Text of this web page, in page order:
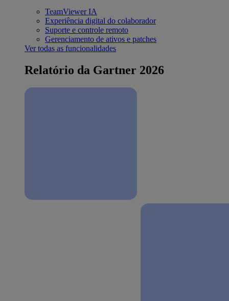
TeamViewer IA
Experiência digital do colaborador
Suporte e controle remoto
Gerenciamento de ativos e patches
Ver todas as funcionalidades
Relatório da Gartner 2026